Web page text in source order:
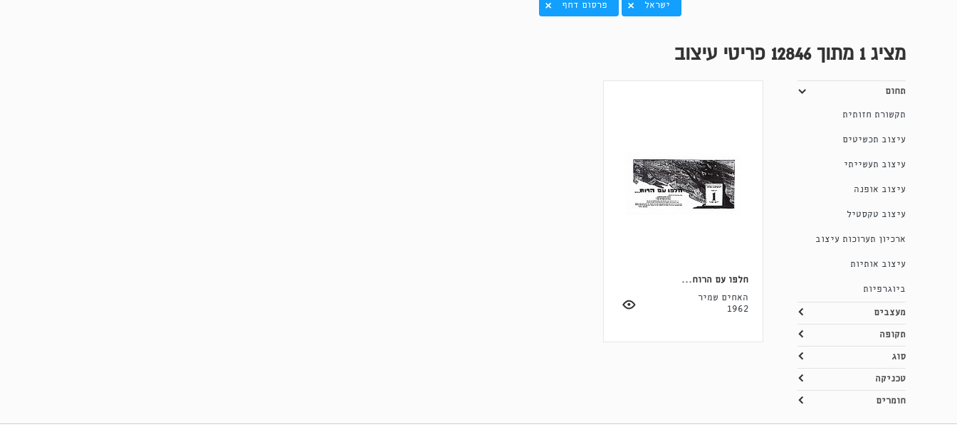
ישראל פרסום דחף
מציג1 מתוך 12846 פריטי עיצוב
תחום
תקשורת חזותית
עיצוב תכשיטים
עיצוב תעשייתי
עיצוב אופנה
עיצוב טקסטיל
ארכיון תערוכות עיצוב
עיצוב אותיות
ביוגרפיות
מעצבים
תקופה
סוג
טכניקה
חומרים
חלפו עם הרוח...
האחים שמיר
1962